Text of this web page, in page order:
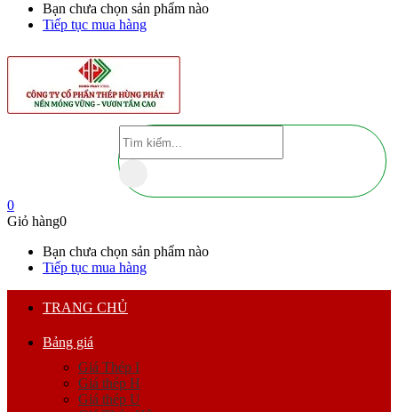
Bạn chưa chọn sản phẩm nào
Tiếp tục mua hàng
0
Giỏ hàng0
Bạn chưa chọn sản phẩm nào
Tiếp tục mua hàng
TRANG CHỦ
Bảng giá
Giá Thép I
Giá thép H
Giá thép U